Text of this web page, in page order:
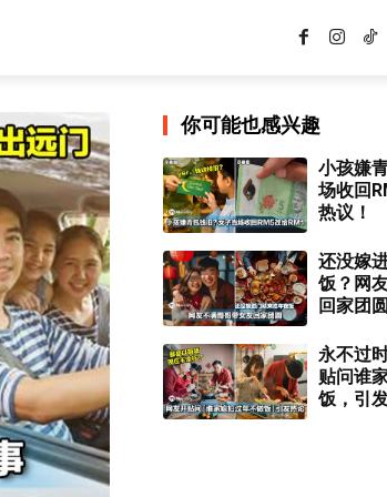
你可能也感兴趣
小孩嫌
场收回
热议！
还没嫁
饭？网
回家团
永不过
贴问谁
饭，引